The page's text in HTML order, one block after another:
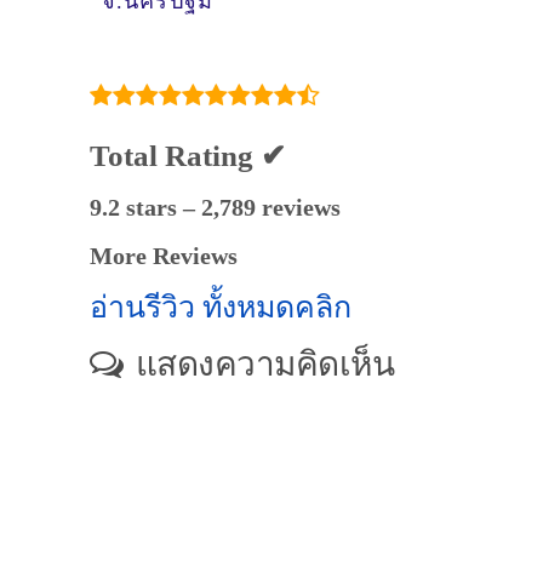
Total Rating ✔
9.2 stars – 2,789 reviews
More Reviews
อ่านรีวิว ทั้งหมดคลิก
แสดงความคิดเห็น